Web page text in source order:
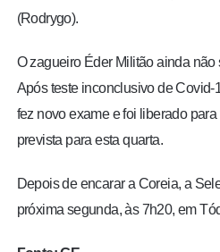
(Rodrygo).
O zagueiro Éder Militão ainda
Após teste inconclusivo de
fez novo exame e foi liberado
prevista para esta quarta.
Depois de encarar a Coreia, a
próxima segunda, às 7h20, em